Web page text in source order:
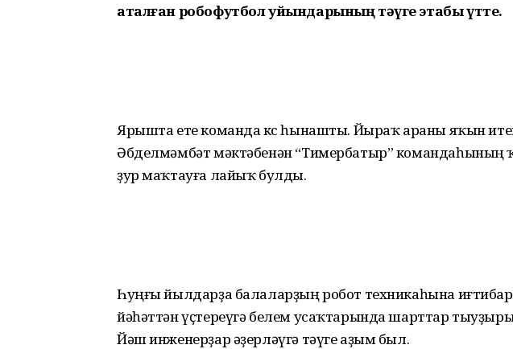
аталған робофутбол уйындарының тәүге этабы үтте.
Ярышта ете команда көс һынашты. Йыраҡ араны яҡын
Әбделмәмбәт мәктәбенән “Тимербатыр”
ҙур маҡтауға лайыҡ булды.
Һуңғы йылдарҙа балаларҙың робот техникаһына
йәһәттән үҫтереүгә белем усаҡтарында шарттар
Йәш инженерҙар әҙерләүгә тәүге аҙым был.